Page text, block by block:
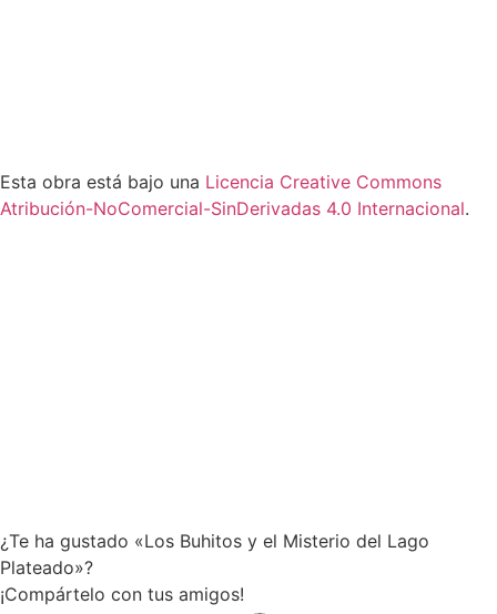
© 2026 - 2023 - Todos los derechos reservados
www.topcuentosinfantiles.com